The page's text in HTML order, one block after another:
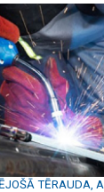
TĒRAUDA,